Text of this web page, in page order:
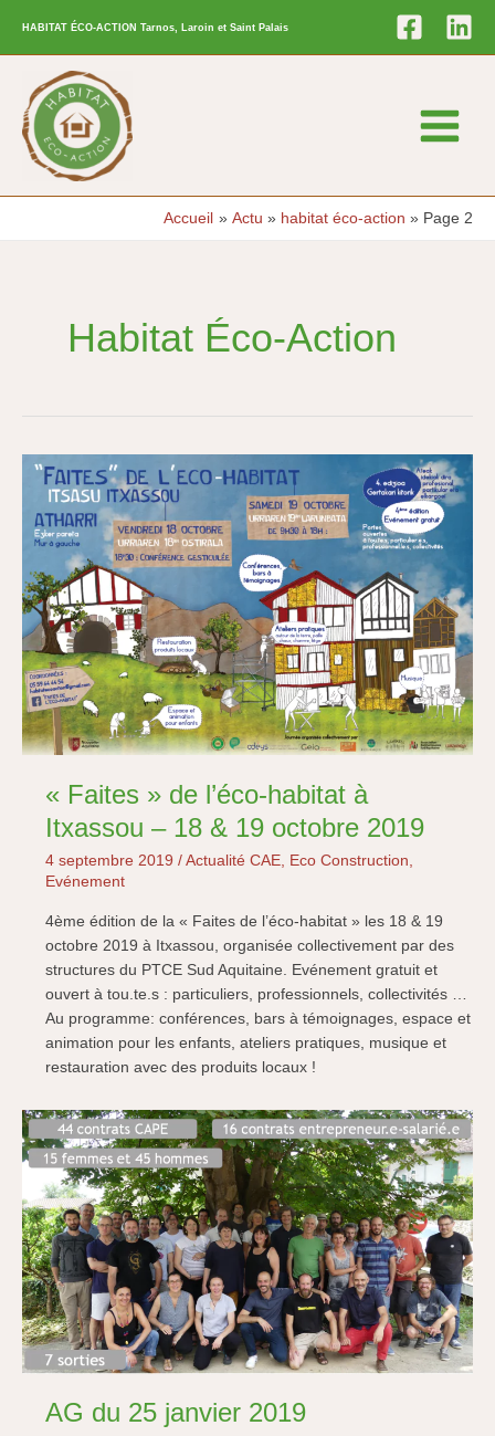
contenu
HABITAT ÉCO-ACTION Tarnos, Laroin et Saint Palais
Main
Accueil Actu habitat éco-action Page 2
Habitat Éco-Action
« Faites » de l’éco-habitat à
Itxassou – 18 & 19 octobre 2019
4 septembre 2019 / Actualité CAE, Eco Construction
Evénement
4ème édition de la « Faites de l’éco-habitat » les 18 & 19
octobre 2019 à Itxassou, organisée collectivement par des
structures du PTCE Sud Aquitaine. Evénement gratuit et
ouvert à tou.te.s : particuliers, professionnels, collectivités …
Au programme: conférences, bars à témoignages, espace et
animation pour les enfants, ateliers pratiques, musique et
restauration avec des produits locaux !
AG du 25 janvier 2019